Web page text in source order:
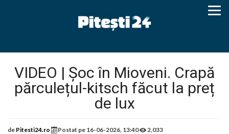
VIDEO | Șoc în Mioveni. Crapă
părculețul-kitsch făcut la preț
de lux
de Pitesti24.ro Postat pe 16-06-2026, 13:40 2,033